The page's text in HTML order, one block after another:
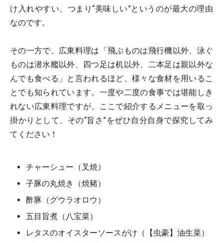
け入れやすい、つまり“美味しい”というのが最大の理由
なのです。
その一方で、広東料理は「飛ぶものは飛行機以外、泳ぐ
ものは潜水艦以外、四つ足は机以外、二本足は親以外な
んでも食べる」と言われるほど、様々な食材を用いるこ
とでも知られています。一度や二度の食事では堪能しき
れない広東料理ですが、ここで紹介するメニューを取っ
掛かりとして、その“旨さ”をぜひ自分自身で探究してみ
てください！
チャーシュー（叉焼）
子豚の丸焼き（焼豬）
酢豚（グウラオロウ）
五目旨煮（八宝菜）
レタスのオイスターソースがけ（【虫豪】油生菜）